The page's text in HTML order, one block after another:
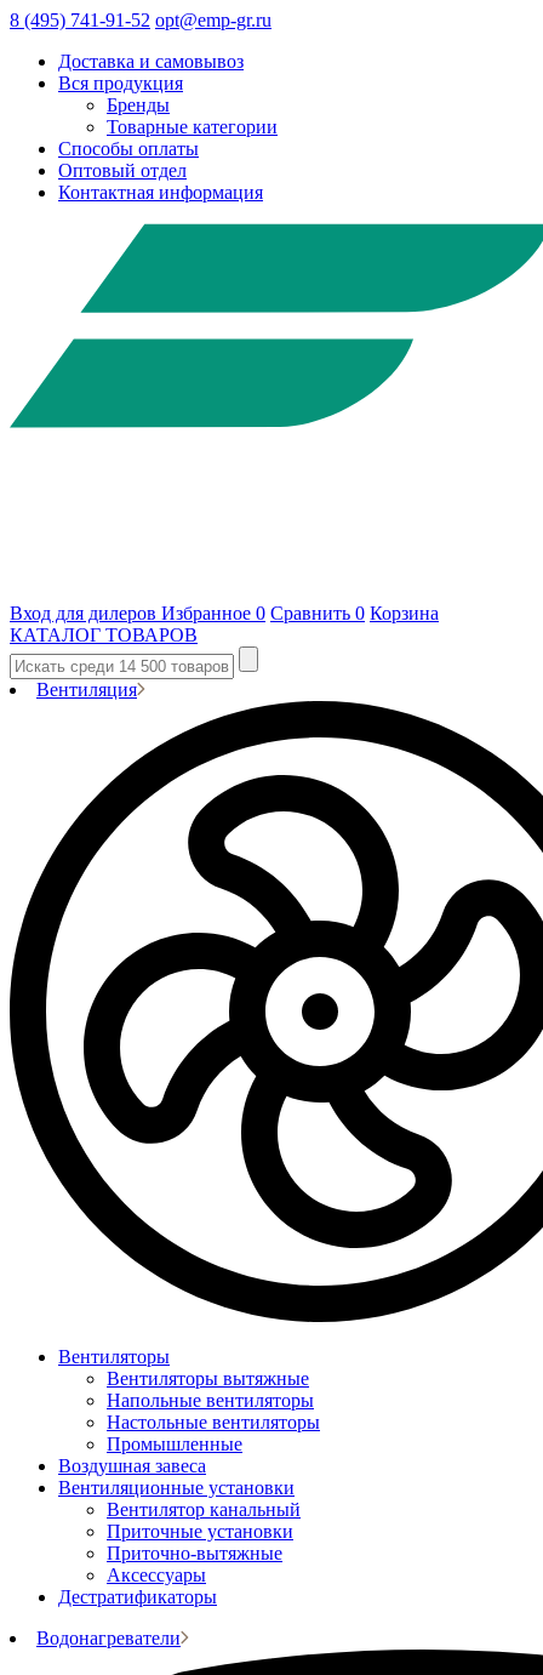
8 (495) 741-91-52 opt@emp-gr.ru
Доставка и самовывоз
Вся продукция
Бренды
Товарные категории
Способы оплаты
Оптовый отдел
Контактная информация
Вход для дилеров Избранное 0 Сравнить 0 Корзина
КАТАЛОГ ТОВАРОВ
Вентиляция
Вентиляторы
Вентиляторы вытяжные
Напольные вентиляторы
Настольные вентиляторы
Промышленные
Воздушная завеса
Вентиляционные установки
Вентилятор канальный
Приточные установки
Приточно-вытяжные
Аксессуары
Дестратификаторы
Водонагреватели